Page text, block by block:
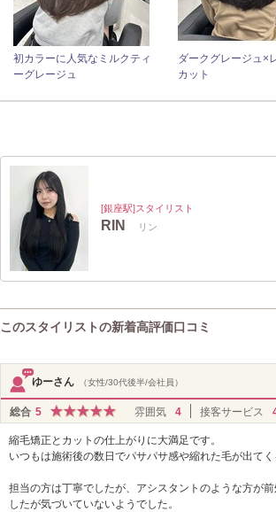
初カラーに人気なミルクティ
ーグレージュ
ダークグレージュ×
カット
[銀座駅]スタイリスト
RIN リン
このスタイリストの新着高評価口コミ
ゆーさん （女性/30代後半/会社員）
総合 5 雰囲気 4 接客サービス
縮毛矯正とカットの仕上がりに大満足です。
いつもは施術後の数日でパサパサ感や縮れた毛が出て
担当の方は丁寧でしたが、アシスタントのような方が
したが気づいていないようでした。